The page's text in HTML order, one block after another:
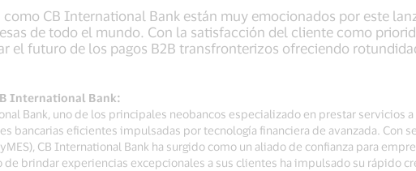
como CB International Bank están muy emocionados por este
de todo el mundo. Con la satisfacción del cliente como
el futuro de los pagos B2B transfronterizos ofreciendo
International Bank:
Bank, uno de los principales neobancos especializado en prestar servicios
bancarias eficientes impulsadas por tecnología financiera de avanzada. Con
CB International Bank ha surgido como un aliado de confianza para
brindar experiencias excepcionales a sus clientes ha impulsado su rápido